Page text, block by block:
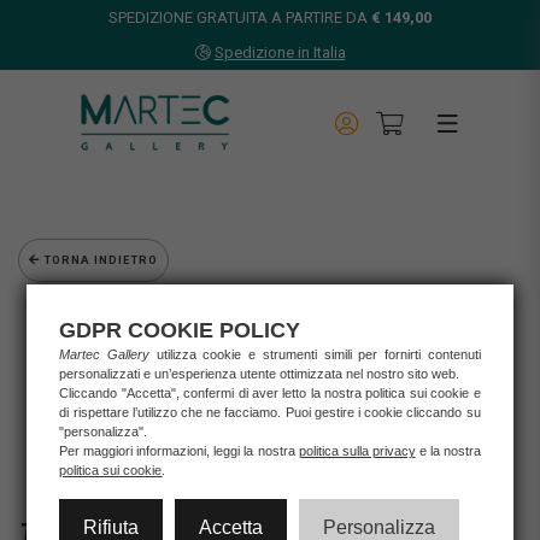
SPEDIZIONE GRATUITA A PARTIRE DA € 149,00
Spedizione in Italia
TORNA INDIETRO
Opere d'arte
Grafica d'autore
Miljienko Bengez
MILJENKO BENGEZ - VIADOTTO
GDPR COOKIE POLICY
Martec Gallery utilizza cookie e strumenti simili per fornirti contenuti
personalizzati e un’esperienza utente ottimizzata nel nostro sito web.
Cliccando "Accetta", confermi di aver letto la nostra politica sui cookie e
di rispettare l’utilizzo che ne facciamo. Puoi gestire i cookie cliccando su
"personalizza".
Per maggiori informazioni, leggi la nostra politica sulla privacye la nostra
politica sui cookie
Rifiuta Accetta Personalizza